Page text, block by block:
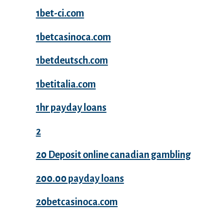
1bet-ci.com
1betcasinoca.com
1betdeutsch.com
1betitalia.com
1hr payday loans
2
20 Deposit online canadian gambling
200.00 payday loans
20betcasinoca.com